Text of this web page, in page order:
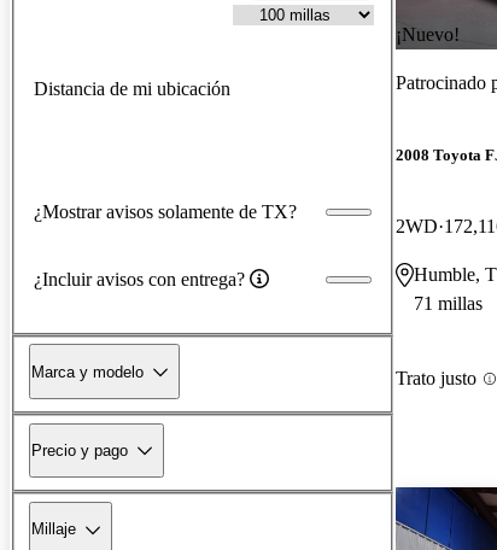
Distancia de mi ubicación
¿Mostrar avisos solamente de TX?
¿Incluir avisos con entrega?
Marca y modelo
Precio y pago
Millaje
¡Nuevo!
Patrocinado
2008 Toyota
2WD
Humble,
71 millas
Trato justo